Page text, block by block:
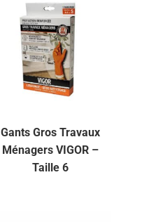
Gants Gros Travaux
Ménagers VIGOR –
Taille 6